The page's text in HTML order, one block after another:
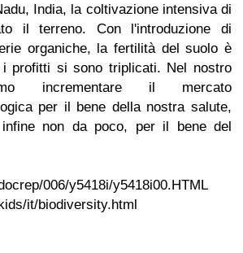
India, la coltivazione intensiva di
il terreno. Con l'introduzione di
organiche, la fertilità del suolo è
profitti si sono triplicati. Nel nostro
incrementare il mercato
per il bene della nostra salute,
non da poco, per il bene del
006/y5418i/y5418i00.HTML
it/biodiversity.html